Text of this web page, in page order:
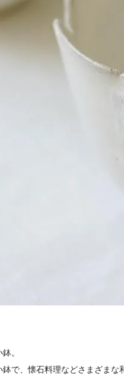
。
で、懐石料理などさまざま